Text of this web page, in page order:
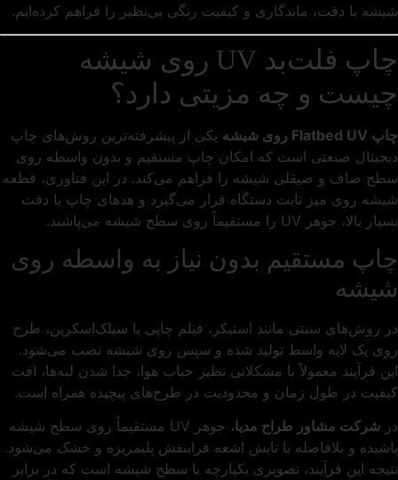
شیشه با دقت، ماندگاری و کیفیت رنگی بی‌نظیر را فراهم کرده‌ایم.
چاپ فلت‌بد UV روی شیشه
چیست و چه مزیتی دارد؟
چاپ Flatbed UV روی شیشه
یکی از پیشرفته‌ترین روش‌های چاپ
دیجیتال صنعتی است که امکان چاپ مستقیم و بدون واسطه روی
سطح صاف و صیقلی شیشه را فراهم می‌کند. در این فناوری، قطعه
شیشه روی میز ثابت دستگاه قرار می‌گیرد و هدهای چاپ با دقت
بسیار بالا، جوهر UV را مستقیماً روی سطح شیشه می‌پاشند.
چاپ مستقیم بدون نیاز به واسطه روی
شیشه
در روش‌های سنتی مانند استیکر، فیلم چاپی یا سیلک‌اسکرین، طرح
روی یک لایه واسط تولید شده و سپس روی شیشه نصب می‌شود.
این فرآیند معمولاً با مشکلاتی نظیر حباب هوا، جدا شدن لبه‌ها، افت
کیفیت در طول زمان و محدودیت در طرح‌های پیچیده همراه است.
در شرکت مشاور طراح مدیا
، جوهر UV مستقیماً روی سطح شیشه
پاشیده و بلافاصله با تابش اشعه فرابنفش پلیمریزه و خشک می‌شود.
نتیجه این فرآیند، تصویری یکپارچه با سطح شیشه است که در برابر